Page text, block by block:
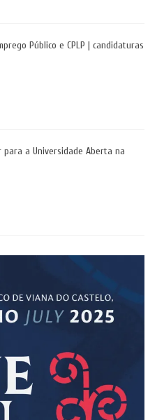
Público e CPLP | candidaturas
a Universidade Aberta na